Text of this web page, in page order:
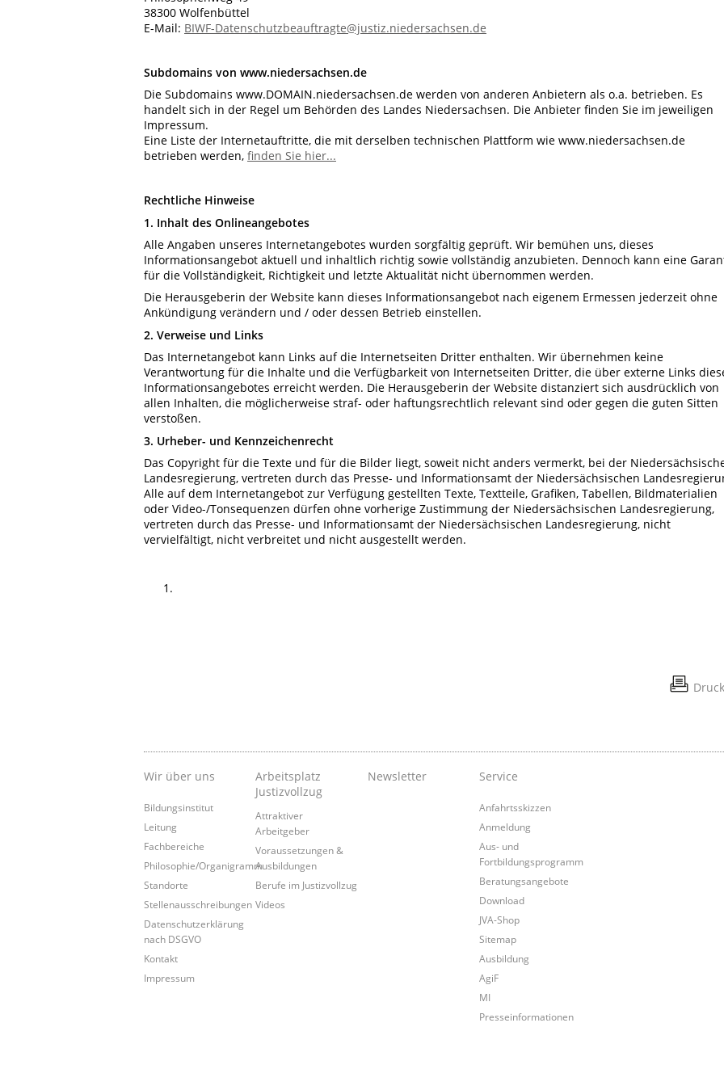
38300 Wolfenbüttel
E-Mail: BIWF-Datenschutzbeauftragte@justiz.niedersachsen.de
Subdomains von www.niedersachsen.de
Die Subdomains www.DOMAIN.niedersachsen.de werden von anderen Anbietern als o.a. betrieben. Es
handelt sich in der Regel um Behörden des Landes Niedersachsen. Die Anbieter finden Sie im jeweiligen
Impressum.
Eine Liste der Internetauftritte, die mit derselben technischen Plattform wie www.niedersachsen.de
betrieben werden, finden Sie hier...
Rechtliche Hinweise
1. Inhalt des Onlineangebotes
Alle Angaben unseres Internetangebotes wurden sorgfältig geprüft. Wir bemühen uns, dieses
Informationsangebot aktuell und inhaltlich richtig sowie vollständig anzubieten. Dennoch kann eine
für die Vollständigkeit, Richtigkeit und letzte Aktualität nicht übernommen werden.
Die Herausgeberin der Website kann dieses Informationsangebot nach eigenem Ermessen jederzeit ohne
Ankündigung verändern und / oder dessen Betrieb einstellen.
2. Verweise und Links
Das Internetangebot kann Links auf die Internetseiten Dritter enthalten. Wir übernehmen keine
Verantwortung für die Inhalte und die Verfügbarkeit von Internetseiten Dritter, die über externe Links
Informationsangebotes erreicht werden. Die Herausgeberin der Website distanziert sich ausdrücklich von
allen Inhalten, die möglicherweise straf- oder haftungsrechtlich relevant sind oder gegen die guten Sitten
verstoßen.
3. Urheber- und Kennzeichenrecht
Das Copyright für die Texte und für die Bilder liegt, soweit nicht anders vermerkt, bei der
Landesregierung, vertreten durch das Presse- und Informationsamt der Niedersächsischen
Alle auf dem Internetangebot zur Verfügung gestellten Texte, Textteile, Grafiken, Tabellen, Bildmaterialien
oder Video-/Tonsequenzen dürfen ohne vorherige Zustimmung der Niedersächsischen Landesregierung,
vertreten durch das Presse- und Informationsamt der Niedersächsischen Landesregierung, nicht
vervielfältigt, nicht verbreitet und nicht ausgestellt werden.
Wir über uns
Bildungsinstitut
Leitung
Fachbereiche
Philosophie/Organigramm
Standorte
Stellenausschreibungen
Datenschutzerklärung
nach DSGVO
Kontakt
Impressum
Arbeitsplatz
Justizvollzug
Attraktiver
Arbeitgeber
Voraussetzungen &
Ausbildungen
Berufe im Justizvollzug
Videos
Newsletter Service
Anfahrtsskizzen
Anmeldung
Aus- und
Fortbildungsprogramm
Beratungsangebote
Download
JVA-Shop
Sitemap
Ausbildung
AgiF
MI
Presseinformationen